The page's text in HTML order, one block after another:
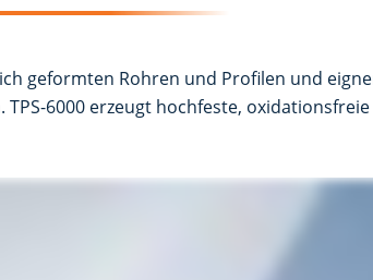
geformten Rohren und Profilen und
6000 erzeugt hochfeste,